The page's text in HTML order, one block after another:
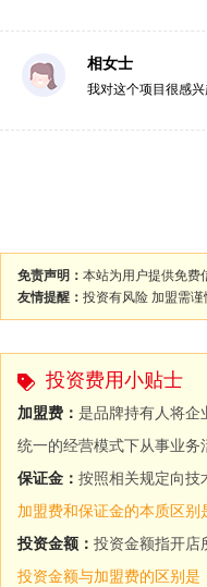
相女士
我对这个项目很感
免责声明： 本站为用户提供免费
友情提醒： 投资有风险 加盟需
投资费用小贴士
加盟费： 是品牌持有人将企
统一的经营模式下从事业务
保证金： 按照相关规定向技
加盟费和保证金的本质区
投资金额： 投资金额指开店
投资金额与加盟费的区别